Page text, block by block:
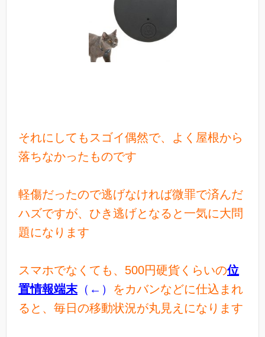
それにしてもスゴイ偶然で、 よく屋根から
落ちなかったものです
軽傷だったので逃げなければ微罪で済んだ
ハズですが、ひき逃げとなると一気に大問
題になります
スマホでなくても、500円硬貨くらいの位
置情報端末 （←） をカバンなどに仕込まれ
ると、毎日の移動状況が丸見えになります